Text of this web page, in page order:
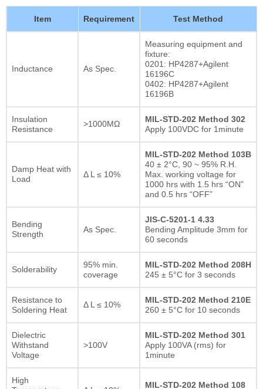
Item Requirement Test Method
Inductance As Spec.
Measuring equipment and
fixture:
0201: HP4287+Agilent
16196C
0402: HP4287+Agilent
16196B
Insulation
Resistance
>1000MΩ
MIL-STD-202 Method 302
Apply 100VDC for 1minute
Damp Heat with
Load
Δ L ≤ 10%
MIL-STD-202 Method 103B
40 ± 2°C, 90 ~ 95% R.H.
Max. working voltage for
1000 hrs with 1.5 hrs “ON”
and 0.5 hrs “OFF”
Bending
Strength
As Spec.
JIS-C-5201-1 4.33
Bending Amplitude 3mm for
60 seconds
Solderability
95% min.
coverage
MIL-STD-202 Method 208H
245 ± 5°C for 3 seconds
Resistance to
Soldering Heat
Δ L ≤ 10%
MIL-STD-202 Method 210E
260 ± 5°C for 10 seconds
Dielectric
Withstand
Voltage
>100V
MIL-STD-202 Method 301
Apply 100VA (rms) for
1minute
High
MIL-STD-202 Method 108